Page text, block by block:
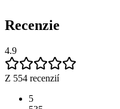
Recenzie
4.9
Z 554 recenzií
5